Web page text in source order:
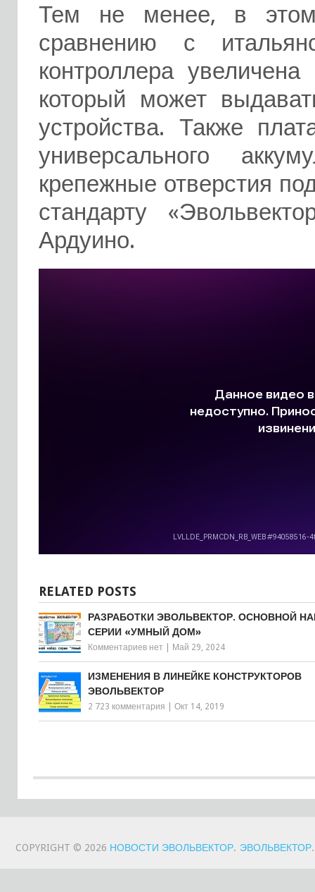
Тем не менее, в
сравнению с
контроллера
который может
устройства. Также
универсального
крепежные отверстия
стандарту
Ардуино.
RELATED POSTS
РАЗРАБОТКИ ЭВОЛЬВЕКТОР. ОСНОВНОЙ
СЕРИИ «УМНЫЙ ДОМ»
Комментариев нет Май 29, 2024
ИЗМЕНЕНИЯ В ЛИНЕЙКЕ КОНСТРУКТОРОВ
ЭВОЛЬВЕКТОР
2 723 комментария Окт 14, 2019
COPYRIGHT © 2026 НОВОСТИ ЭВОЛЬВЕКТОР. ЭВОЛЬВЕКТОР.